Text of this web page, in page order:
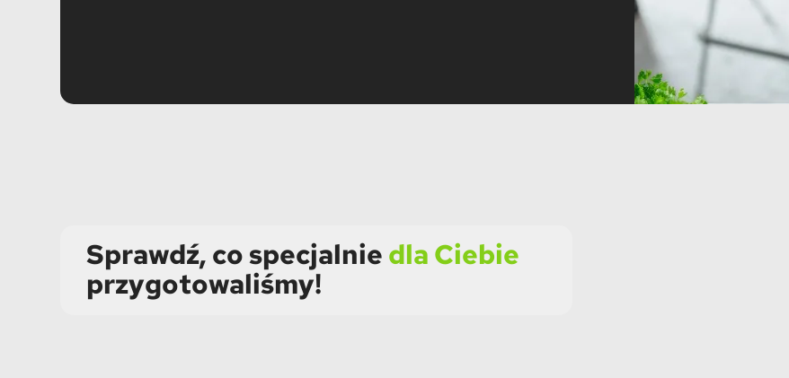
Sprawdź, co specjalnie dla Ciebie
przygotowaliśmy!